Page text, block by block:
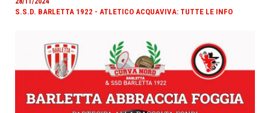
S.S.D. BARLETTA 1922 - ATLETICO ACQUAVIVA: TUTTE LE INFO